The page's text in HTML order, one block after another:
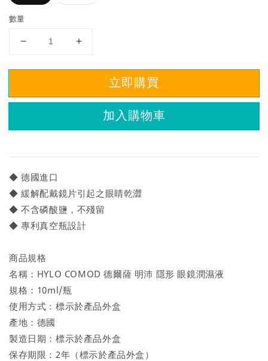
數量
立即購買
加入購物車
◆ 德國進口
◆ 緩解配戴鏡片引起之眼睛乾澀
◆ 不含磷酸鹽，不殘留
◆ 專利真空瓶設計
商品規格
名稱：HYLO COMOD 德爾薩 明沛 隱形 眼鏡潤濕液
規格：10ml/瓶
使用方式：標示於產品外盒
產地：德國
製造日期：標示於產品外盒
保存期限：2年（標示於產品外盒）